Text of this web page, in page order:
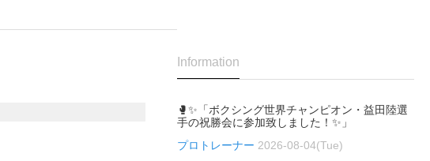
Information
🥊✨「ボクシング世界チャンピオン・益田陸選
手の祝勝会に参加致しました！✨」
プロトレーナー 2026-08-04(Tue)